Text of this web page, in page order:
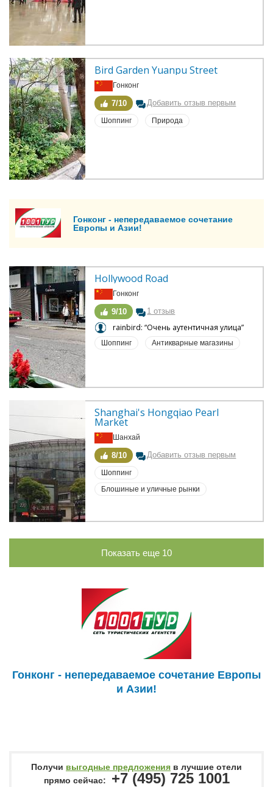
Bird Garden Yuanpu Street
Гонконг
7/10 Добавить отзыв первым
Шоппинг Природа
Гонконг - непередаваемое сочетание
Европы и Азии!
Hollywood Road
Гонконг
9/10 1 отзыв
rainbird: “Очень аутентичная улица”
Шоппинг Антикварные магазины
Shanghai's Hongqiao Pearl
Market
Шанхай
8/10 Добавить отзыв первым
Шоппинг
Блошиные и уличные рынки
Показать еще 10
Гонконг - непередаваемое сочетание Европы
и Азии!
Получи выгодные предложения в лучшие отели
прямо сейчас:
+7 (495) 725 1001